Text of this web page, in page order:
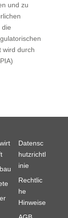
und zu
die
wird durch
Datensc
hutzrichtl
inie
Rechtlic
he
Hinweise